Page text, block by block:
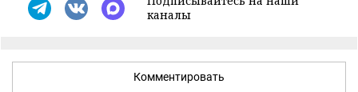
каналы
Комментировать